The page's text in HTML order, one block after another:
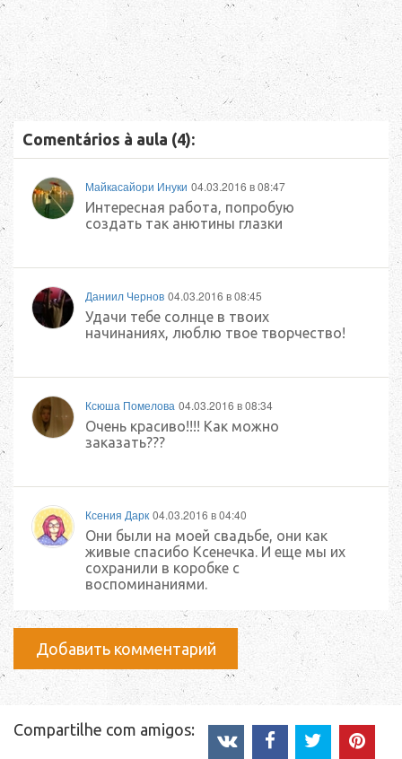
Comentários à aula (4):
Майкасайори Инуки 04.03.2016 в 08:47
Интересная работа, попробую
создать так анютины глазки
Даниил Чернов 04.03.2016 в 08:45
Удачи тебе солнце в твоих
начинаниях, люблю твое творчество!
Ксюша Помелова 04.03.2016 в 08:34
Очень красиво!!!! Как можно
заказать???
Ксения Дарк 04.03.2016 в 04:40
Они были на моей свадьбе, они как
живые спасибо Ксенечка. И еще мы их
сохранили в коробке с
воспоминаниями.
Добавить комментарий
Compartilhe com amigos: